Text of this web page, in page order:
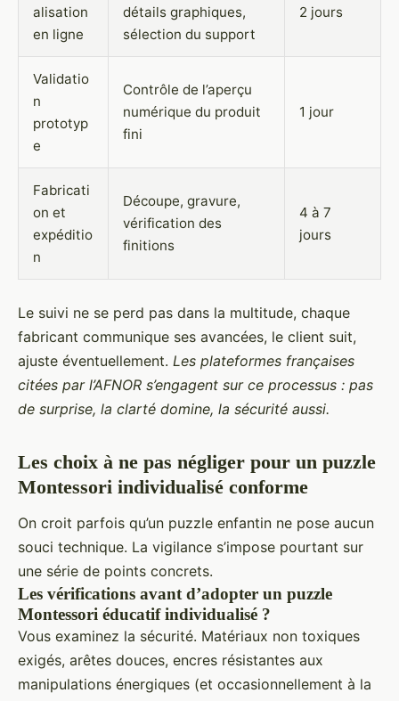
alisation
en ligne
détails graphiques,
sélection du support
2 jours
Validatio
n
prototyp
e
Contrôle de l’aperçu
numérique du produit
fini
1 jour
Fabricati
on et
expéditio
n
Découpe, gravure,
vérification des
finitions
4 à 7
jours
Le suivi ne se perd pas dans la multitude, chaque
fabricant communique ses avancées, le client suit,
ajuste éventuellement. Les plateformes françaises
citées par l’AFNOR s’engagent sur ce processus : pas
de surprise, la clarté domine, la sécurité aussi.
Les choix à ne pas négliger pour un puzzle
Montessori individualisé conforme
On croit parfois qu’un puzzle enfantin ne pose aucun
souci technique. La vigilance s’impose pourtant sur
une série de points concrets.
Les vérifications avant d’adopter un puzzle
Montessori éducatif individualisé ?
Vous examinez la sécurité. Matériaux non toxiques
exigés, arêtes douces, encres résistantes aux
manipulations énergiques (et occasionnellement à la